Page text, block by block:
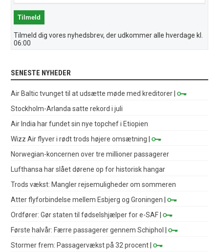
Tilmeld dig vores nyhedsbrev, der udkommer alle hverdage kl.
06:00
SENESTE NYHEDER
Air Baltic tvunget til at udsætte møde med kreditorer |
Stockholm-Arlanda satte rekord i juli
Air India har fundet sin nye topchef i Etiopien
Wizz Air flyver i rødt trods højere omsætning |
Norwegian-koncernen over tre millioner passagerer
Lufthansa har slået dørene op for historisk hangar
Trods vækst: Mangler rejsemuligheder om sommeren
Atter flyforbindelse mellem Esbjerg og Groningen |
Ordfører: Gør staten til fødselshjælper for e-SAF |
Første halvår: Færre passagerer gennem Schiphol
|
Stormer frem: Passagervækst på 32 procent |